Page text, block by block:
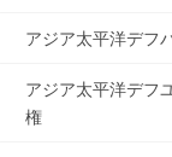
アジア太平洋デフ
アジア太平洋デフ
権